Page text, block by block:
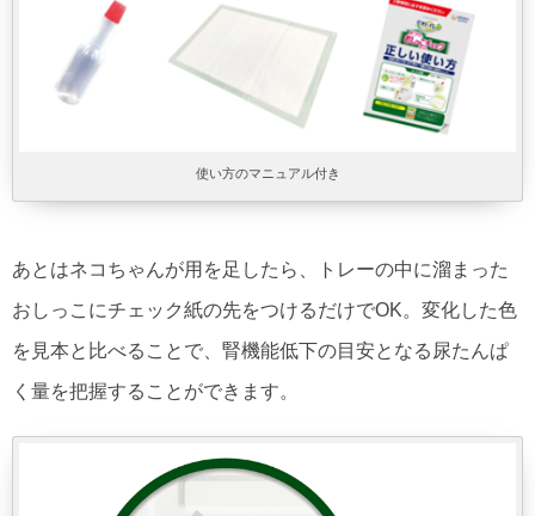
使い方のマニュアル付き
あとはネコちゃんが用を足したら、トレーの中に溜まった
おしっこにチェック紙の先をつけるだけでOK。変化した色
を見本と比べることで、腎機能低下の目安となる尿たんぱ
く量を把握することができます。